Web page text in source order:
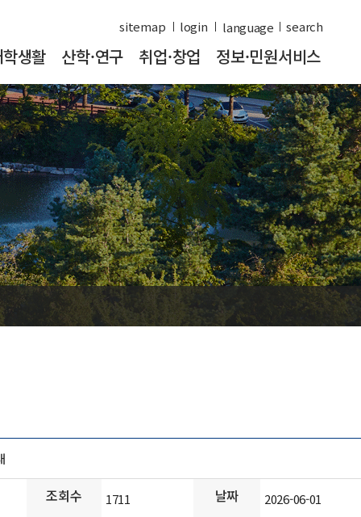
sitemap login search
생활 산학·연구 취업·창업 정보·민원서비스
조회수 1711 날짜 2026-06-01